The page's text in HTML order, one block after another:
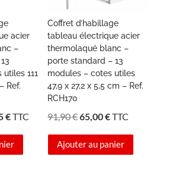
acier
–
111
Ref.
€Le
actuel
TTC
Coffret d’habillage
tableau électrique acier
thermolaqué blanc –
porte standard – 13
modules – cotes utiles
47,9 x 27,2 x 5,5 cm – Ref.
RCH170
91,90€Le
initial
65,00€Le
actuel
TTC
Ajouter au panier